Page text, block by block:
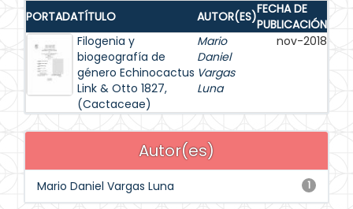
PORTADATÍTULO AUTOR(ES)FECHA DE
PUBLICACIÓN
Filogenia y
biogeografía de
género Echinocactus
Link & Otto 1827,
(Cactaceae)
Mario
Daniel
Vargas
Luna
nov-2018
Autor(es)
1
Mario Daniel Vargas Luna